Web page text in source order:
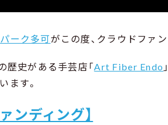
ーク多可がこの度、クラウドファ
歴史がある手芸店「Art Fiber Endo
ます。
ンディング】